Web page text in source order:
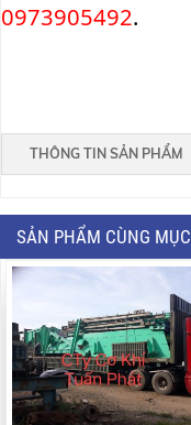
0973905492.
THÔNG TIN SẢN PHẨM
SẢN PHẨM CÙNG MỤC